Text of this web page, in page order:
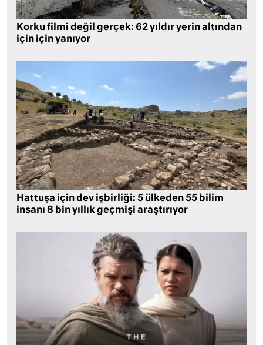
Korku filmi değil gerçek: 62 yıldır yerin altından
için için yanıyor
Hattuşa için dev işbirliği: 5 ülkeden 55 bilim
insanı 8 bin yıllık geçmişi araştırıyor